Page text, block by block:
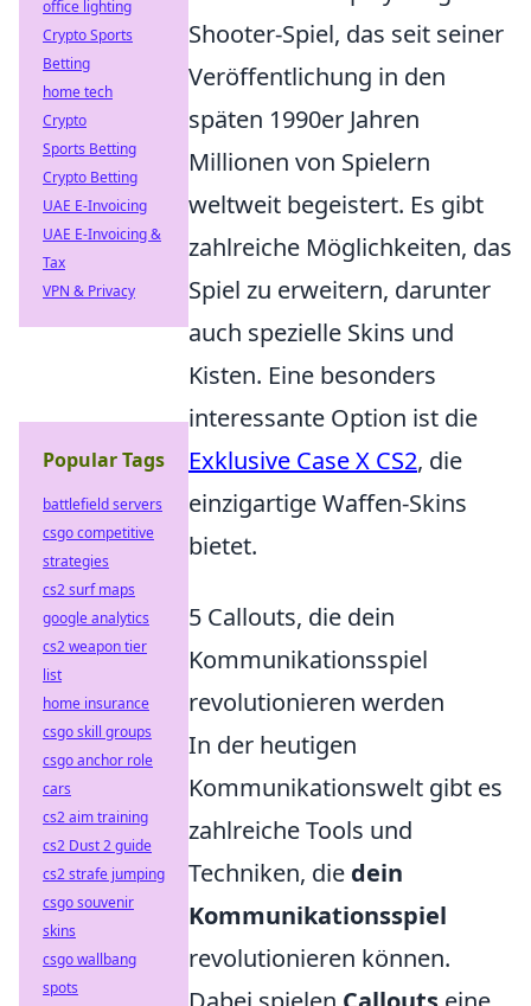
Shooter-Spiel, das seit seiner
Veröffentlichung in den
späten 1990er Jahren
Millionen von Spielern
weltweit begeistert. Es gibt
zahlreiche Möglichkeiten, das
Spiel zu erweitern, darunter
auch spezielle Skins und
Kisten. Eine besonders
interessante Option ist die
Exklusive Case X CS2, die
einzigartige Waffen-Skins
bietet.
5 Callouts, die dein
Kommunikationsspiel
revolutionieren werden
In der heutigen
Kommunikationswelt gibt es
zahlreiche Tools und
Techniken, die dein
Kommunikationsspiel
revolutionieren können.
office lighting
Crypto Sports
Betting
home tech
Crypto
Sports Betting
Crypto Betting
UAE E-Invoicing
UAE E-Invoicing &
Tax
VPN & Privacy
Popular Tags
battlefield servers
csgo competitive
strategies
cs2 surf maps
google analytics
cs2 weapon tier
list
home insurance
csgo skill groups
csgo anchor role
cars
cs2 aim training
cs2 Dust 2 guide
cs2 strafe jumping
csgo souvenir
skins
csgo wallbang
spots